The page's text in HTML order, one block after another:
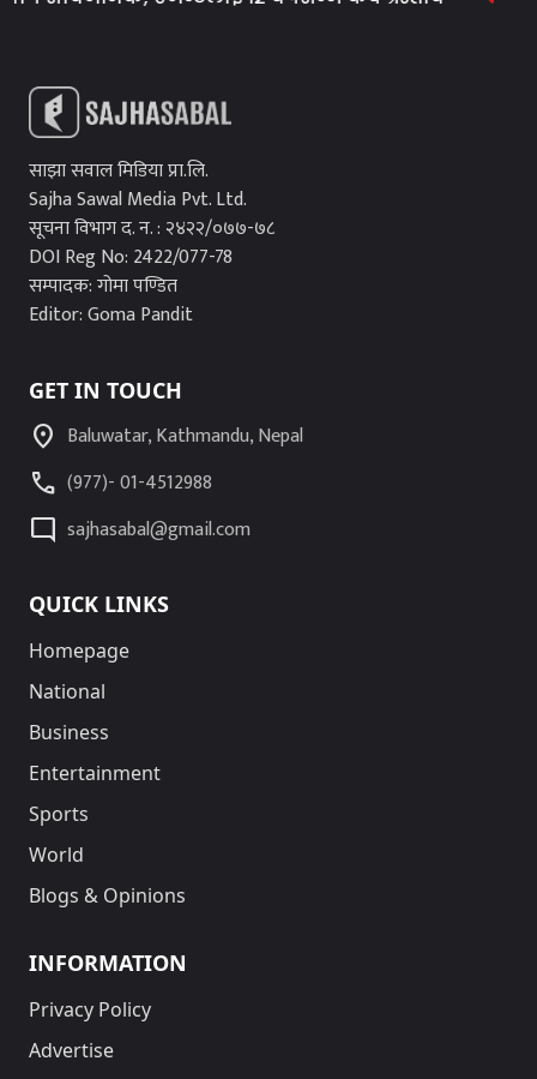
साझा सवाल मिडिया प्रा.लि.
Sajha Sawal Media Pvt. Ltd.
सूचना विभाग द. न. : २४२२/०७७-७८
DOI Reg No: 2422/077-78
सम्पादक: गोमा पण्डित
Editor: Goma Pandit
GET IN TOUCH
location_on Baluwatar, Kathmandu, Nepal
call (977)- 01-4512988
mode_comment sajhasabal@gmail.com
QUICK LINKS
Homepage
National
Business
Entertainment
Sports
World
Blogs & Opinions
INFORMATION
Privacy Policy
Advertise